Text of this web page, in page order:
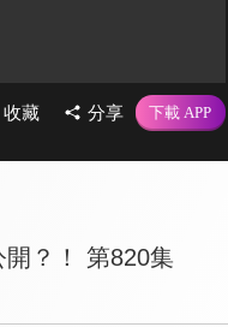
收藏 分享
？！ 第820集